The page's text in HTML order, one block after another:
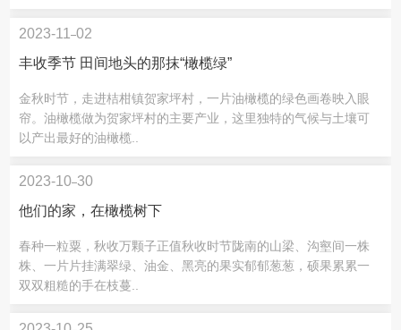
02
2023-11
丰收季节 田间地头的那抹“橄榄绿”
金秋时节，走进桔柑镇贺家坪村，一片油橄榄的绿色画卷映入眼
帘。油橄榄做为贺家坪村的主要产业，这里独特的气候与土壤可
以产出最好的油橄榄..
30
2023-10
他们的家，在橄榄树下
春种一粒粟，秋收万颗子正值秋收时节陇南的山梁、沟壑间一株
株、一片片挂满翠绿、油金、黑亮的果实郁郁葱葱，硕果累累一
双双粗糙的手在枝蔓..